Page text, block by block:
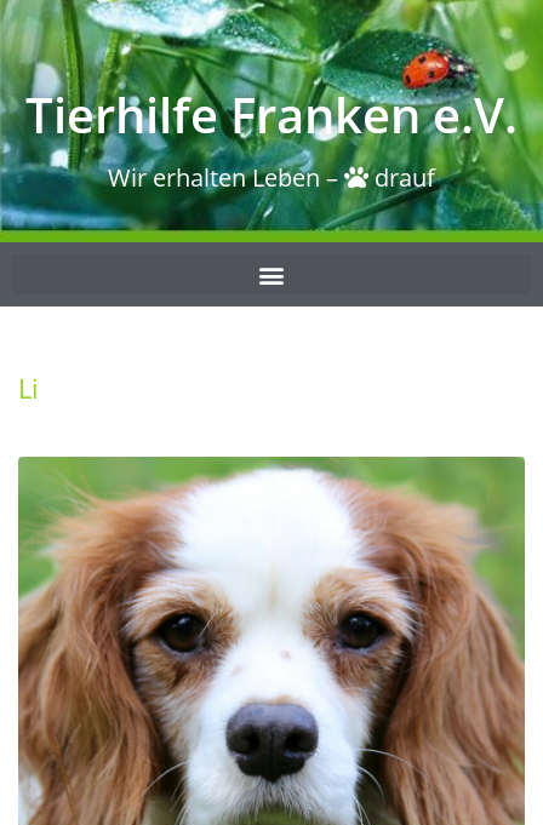
Tierhilfe Franken e.V.
Wir erhalten Leben – drauf
Li